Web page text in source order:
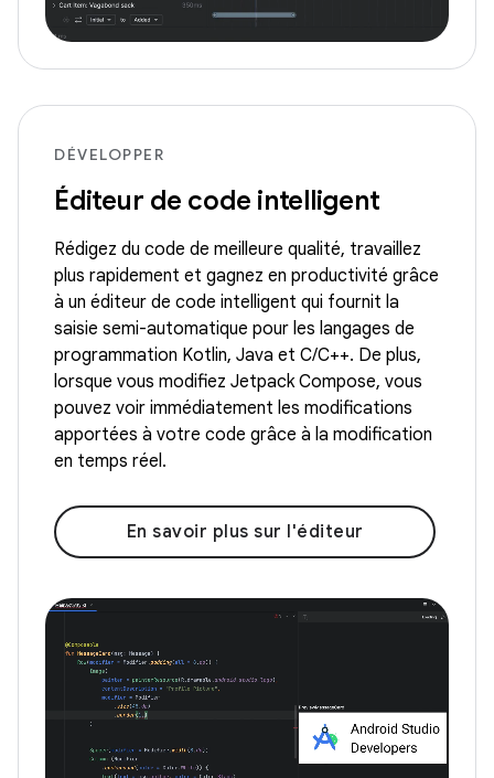
DÉVELOPPER
Éditeur de code intelligent
Rédigez du code de meilleure qualité, travaillez
plus rapidement et gagnez en productivité grâce
à un éditeur de code intelligent qui fournit la
saisie semi-automatique pour les langages de
programmation Kotlin, Java et C/C++. De plus,
lorsque vous modifiez Jetpack Compose, vous
pouvez voir immédiatement les modifications
apportées à votre code grâce à la modification
en temps réel.
En savoir plus sur l'éditeur